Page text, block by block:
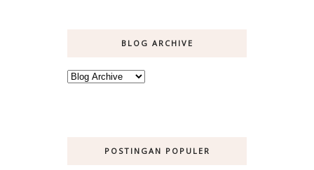
BLOG ARCHIVE
POSTINGAN POPULER